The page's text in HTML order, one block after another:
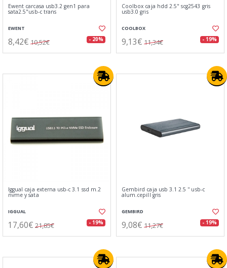
Ewent carcasa usb3.2 gen1 para
sata2.5"usb-c trans
EWENT
8,42€ 10,52€ - 20%
Coolbox caja hdd 2.5" scg2543 gris
usb3.0 gris
COOLBOX
9,13€ 11,34€ - 19%
Iggual caja externa usb-c 3.1 ssd m.2
nvme y sata
IGGUAL
17,60€ 21,85€ - 19%
Gembird caja usb 3.1 2.5 '' usb-c
alum.cepill gris
GEMBIRD
9,08€ 11,27€ - 19%